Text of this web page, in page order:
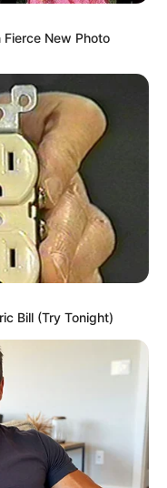
Fierce New Photo
Bill (Try Tonight)